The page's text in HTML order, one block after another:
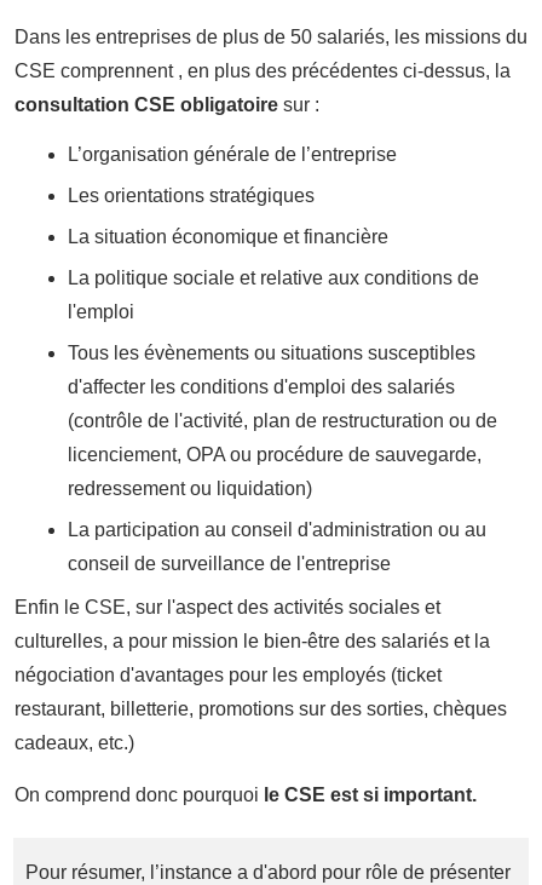
Dans les entreprises de plus de 50 salariés, les missions du
CSE comprennent , en plus des précédentes ci-dessus, la
consultation CSE obligatoire sur :
L’organisation générale de l’entreprise
Les orientations stratégiques
La situation économique et financière
La politique sociale et relative aux conditions de
l'emploi
Tous les évènements ou situations susceptibles
d'affecter les conditions d'emploi des salariés
(contrôle de l'activité, plan de restructuration ou de
licenciement, OPA ou procédure de sauvegarde,
redressement ou liquidation)
La participation au conseil d'administration ou au
conseil de surveillance de l'entreprise
Enfin le CSE, sur l'aspect des activités sociales et
culturelles, a pour mission le bien-être des salariés et la
négociation d'avantages pour les employés (ticket
restaurant, billetterie, promotions sur des sorties, chèques
cadeaux, etc.)
On comprend donc pourquoi le CSE est si important.
Pour résumer, l’instance a d'abord pour rôle de présenter